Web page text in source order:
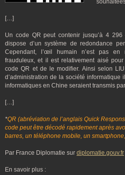
[…]
Un code QR peut contenir jusqu’à 4 296
dispose d’un système de redondance
Cependant, l’œil humain n’est pas
frauduleux, et il est relativement aisé
code QR et de le modifier. Ainsi selon
d’administration de la société informatique
informatiques en Chine seraient transmis
[…]
*QR (abréviation de l’anglais Quick
code peut être décodé rapidement après
barres, un téléphone mobile, un
Par France Diplomatie sur diplomatie.gouv.fr
En savoir plus :